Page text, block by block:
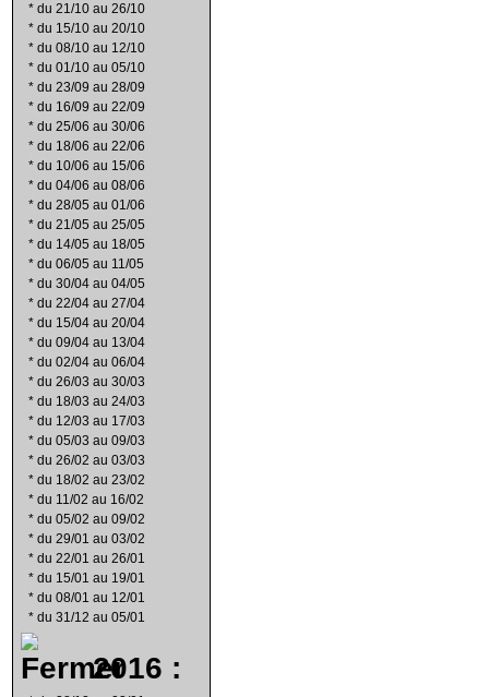
* du 21/10 au 26/10
* du 15/10 au 20/10
* du 08/10 au 12/10
* du 01/10 au 05/10
* du 23/09 au 28/09
* du 16/09 au 22/09
* du 25/06 au 30/06
* du 18/06 au 22/06
* du 10/06 au 15/06
* du 04/06 au 08/06
* du 28/05 au 01/06
* du 21/05 au 25/05
* du 14/05 au 18/05
* du 06/05 au 11/05
* du 30/04 au 04/05
* du 22/04 au 27/04
* du 15/04 au 20/04
* du 09/04 au 13/04
* du 02/04 au 06/04
* du 26/03 au 30/03
* du 18/03 au 24/03
* du 12/03 au 17/03
* du 05/03 au 09/03
* du 26/02 au 03/03
* du 18/02 au 23/02
* du 11/02 au 16/02
* du 05/02 au 09/02
* du 29/01 au 03/02
* du 22/01 au 26/01
* du 15/01 au 19/01
* du 08/01 au 12/01
* du 31/12 au 05/01
2016 :